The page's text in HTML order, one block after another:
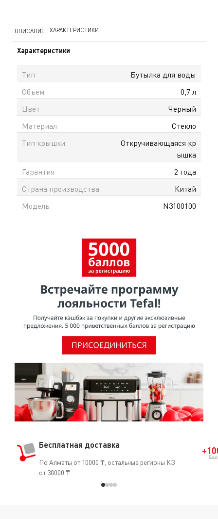
ОПИСАНИЕ ХАРАКТЕРИСТИКИ
Характеристики
Тип
Бутылка для воды
Объем
0,7 л
Цвет
Черный
Материал
Стекло
Тип крышки
Откручивающаяся кр
ышка
Гарантия
2 года
Страна производства
Китай
Модель
N3100100
Бесплатная доставка
По Алматы от 10000 ₸, остальные регионы КЗ
от 30000 ₸